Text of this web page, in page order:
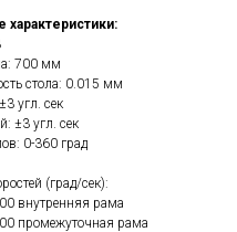
характеристики:
700 мм
стола: 0.015 мм
угл. сек
±3 угл. сек
0-360 град
(град/сек):
внутренняя рама
промежуточная рама